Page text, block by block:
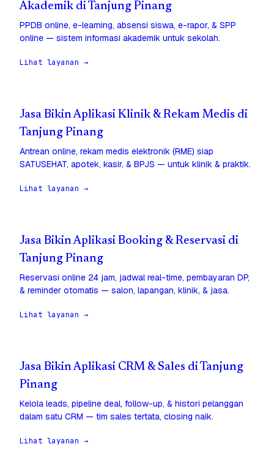
Akademik di Tanjung Pinang
PPDB online, e-learning, absensi siswa, e-rapor, & SPP
online — sistem informasi akademik untuk sekolah.
Lihat layanan →
Jasa Bikin Aplikasi Klinik & Rekam Medis di
Tanjung Pinang
Antrean online, rekam medis elektronik (RME) siap
SATUSEHAT, apotek, kasir, & BPJS — untuk klinik & praktik.
Lihat layanan →
Jasa Bikin Aplikasi Booking & Reservasi di
Tanjung Pinang
Reservasi online 24 jam, jadwal real-time, pembayaran DP,
& reminder otomatis — salon, lapangan, klinik, & jasa.
Lihat layanan →
Jasa Bikin Aplikasi CRM & Sales di Tanjung
Pinang
Kelola leads, pipeline deal, follow-up, & histori pelanggan
dalam satu CRM — tim sales tertata, closing naik.
Lihat layanan →